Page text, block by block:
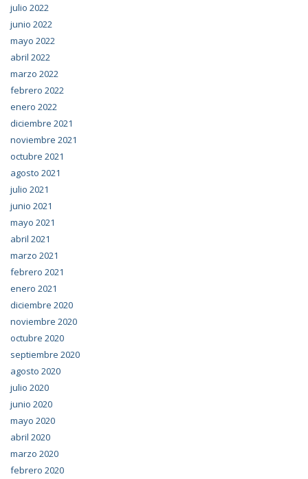
julio 2022
junio 2022
mayo 2022
abril 2022
marzo 2022
febrero 2022
enero 2022
diciembre 2021
noviembre 2021
octubre 2021
agosto 2021
julio 2021
junio 2021
mayo 2021
abril 2021
marzo 2021
febrero 2021
enero 2021
diciembre 2020
noviembre 2020
octubre 2020
septiembre 2020
agosto 2020
julio 2020
junio 2020
mayo 2020
abril 2020
marzo 2020
febrero 2020